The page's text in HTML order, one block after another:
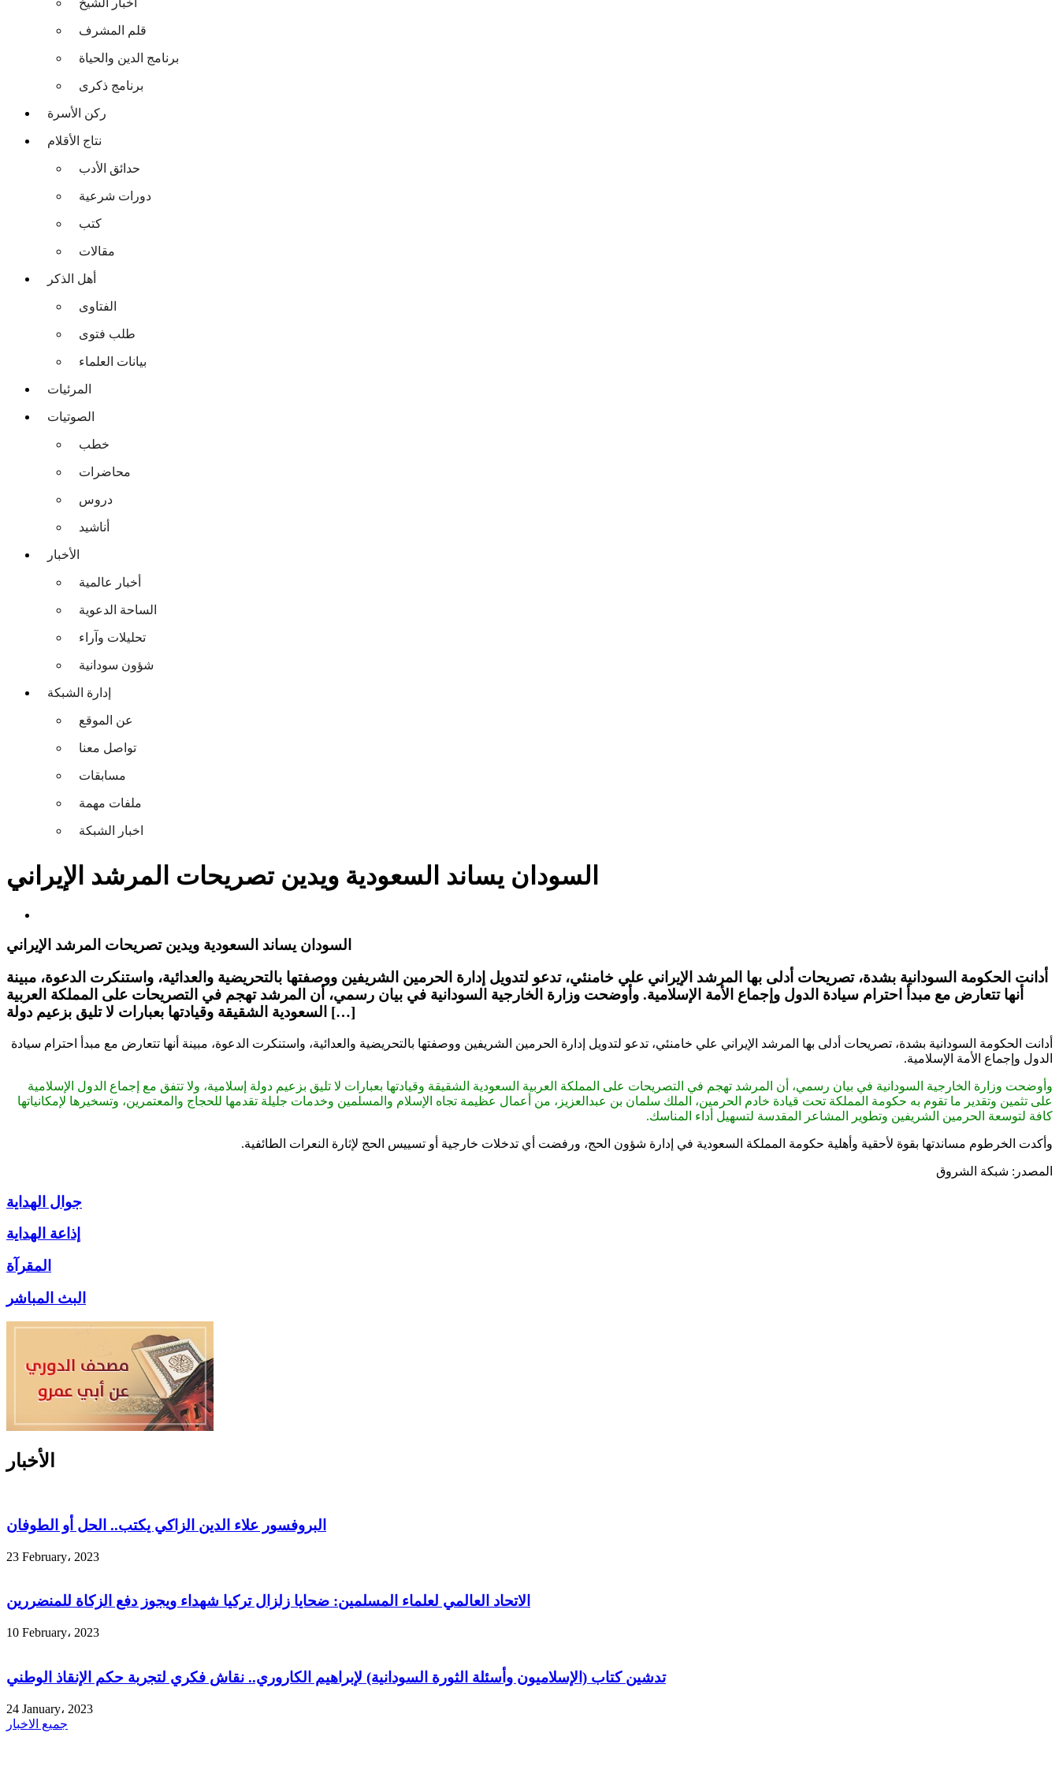
قلم المشرف
برنامج الدين والحياة
برنامج ذكرى
ركن الأسرة
نتاج الأقلام
حدائق الأدب
دورات شرعية
كتب
مقالات
أهل الذكر
الفتاوى
طلب فتوى
بيانات العلماء
المرئيات
الصوتيات
خطب
محاضرات
دروس
أناشيد
الأخبار
أخبار عالمية
الساحة الدعوية
تحليلات وآراء
شؤون سودانية
إدارة الشبكة
عن الموقع
تواصل معنا
مسابقات
ملفات مهمة
اخبار الشبكة
السودان يساند السعودية ويدين تصريحات المرشد الإيراني
السودان يساند السعودية ويدين تصريحات المرشد الإيراني
أدانت الحكومة السودانية بشدة، تصريحات أدلى بها المرشد الإيراني علي خامنئي، تدعو لتدويل إدارة الحرمين الشريفين ووصفتها بالتحريضية والعدائية، واستنكرت الدعوة، مبينة
أنها تتعارض مع مبدأ احترام سيادة الدول وإجماع الأمة الإسلامية. وأوضحت وزارة الخارجية السودانية في بيان رسمي، أن المرشد تهجم في التصريحات على المملكة العربية
السعودية الشقيقة وقيادتها بعبارات لا تليق بزعيم دولة […]
أدانت الحكومة السودانية بشدة، تصريحات أدلى بها المرشد الإيراني علي خامنئي، تدعو لتدويل إدارة الحرمين الشريفين ووصفتها بالتحريضية والعدائية، واستنكرت الدعوة، مبينة أنها تتعارض مع مبدأ احترام سيادة
الدول وإجماع الأمة الإسلامية.
وأوضحت وزارة الخارجية السودانية في بيان رسمي، أن المرشد تهجم في التصريحات على المملكة العربية السعودية الشقيقة وقيادتها بعبارات لا تليق بزعيم دولة إسلامية، ولا تتفق مع إجماع الدول الإسلامية
على تثمين وتقدير ما تقوم به حكومة المملكة تحت قيادة خادم الحرمين، الملك سلمان بن عبدالعزيز، من أعمال عظيمة تجاه الإسلام والمسلمين وخدمات جليلة تقدمها للحجاج والمعتمرين، وتسخيرها لإمكانياتها
كافة لتوسعة الحرمين الشريفين وتطوير المشاعر المقدسة لتسهيل أداء المناسك.
وأكدت الخرطوم مساندتها بقوة لأحقية وأهلية حكومة المملكة السعودية في إدارة شؤون الحج، ورفضت أي تدخلات خارجية أو تسييس الحج لإثارة النعرات الطائفية.
المصدر: شبكة الشروق
جوال الهداية
إذاعة الهداية
المقرآة
البث المباشر
الأخبار
البروفسور علاء الدين الزاكي يكتب.. الحل أو الطوفان
23 February، 2023
الاتحاد العالمي لعلماء المسلمين: ضحايا زلزال تركيا شهداء ويجوز دفع الزكاة للمنضررين
10 February، 2023
تدشين كتاب (الإسلاميون وأسئلة الثورة السودانية) لإبراهيم الكاروري.. نقاش فكري لتجربة حكم الإنقاذ الوطني
24 January، 2023
جميع الاخبار